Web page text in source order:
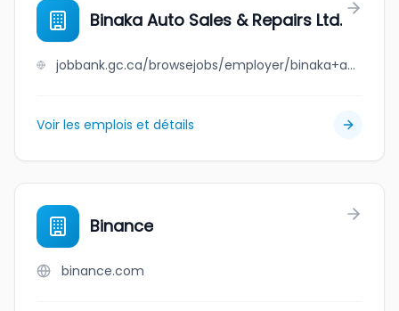
Binaka Auto Sales & Repairs Ltd.
jobbank.gc.ca/browsejobs/employer/binaka+auto+sales+%26+repairs+ltd./ca
Voir les emplois et détails
Binance
binance.com